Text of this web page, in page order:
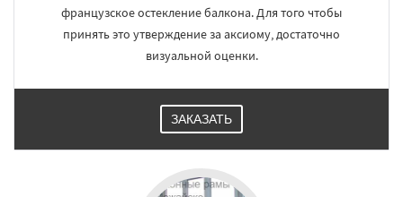
французское остекление балкона. Для того чтобы
принять это утверждение за аксиому, достаточно
визуальной оценки.
ЗАКАЗАТЬ